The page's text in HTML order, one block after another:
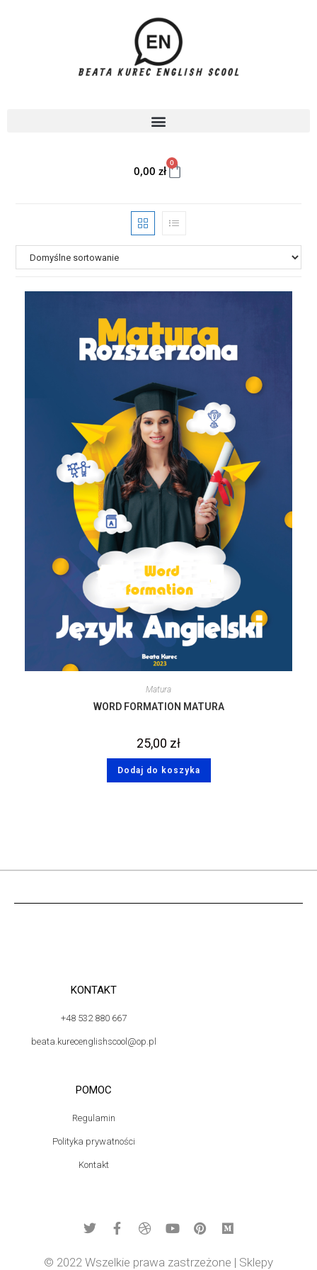
0,00 zł
0
Matura
WORD FORMATION MATURA
25,00 zł
Dodaj do koszyka
KONTAKT
+48 532 880 667
beata.kurecenglishscool@op.pl
POMOC
Regulamin
Polityka prywatności
Kontakt
© 2022 Wszelkie prawa zastrzeżone | Sklepy